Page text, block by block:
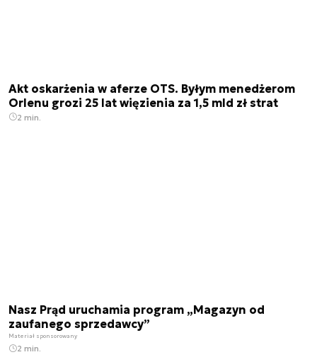
Akt oskarżenia w aferze OTS. Byłym menedżerom
Orlenu grozi 25 lat więzienia za 1,5 mld zł strat
2 min.
Nasz Prąd uruchamia program „Magazyn od
zaufanego sprzedawcy”
Materiał sponsorowany
2 min.